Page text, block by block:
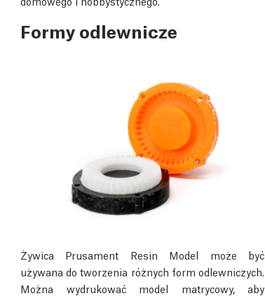
Formy odlewnicze
Żywica Prusament Resin Model może być
używana do tworzenia różnych form odlewniczych.
Można wydrukować model matrycowy, aby